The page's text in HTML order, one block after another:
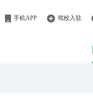
手机APP 驾校入驻